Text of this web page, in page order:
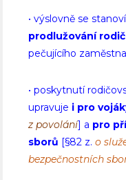
• výslovně se stanoví
prodlužování
pečujícího
• poskytnutí
upravuje i pro
z povolání] a pro
sborů [§82 z. o
bezpečnostních